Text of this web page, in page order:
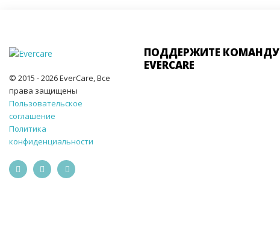
© 2015 - 2026 EverCare, Все
права защищены
Пользовательское
соглашение
Политика
конфиденциальности
ПОДДЕРЖИТЕ КОМАНДУ
EVERCARE